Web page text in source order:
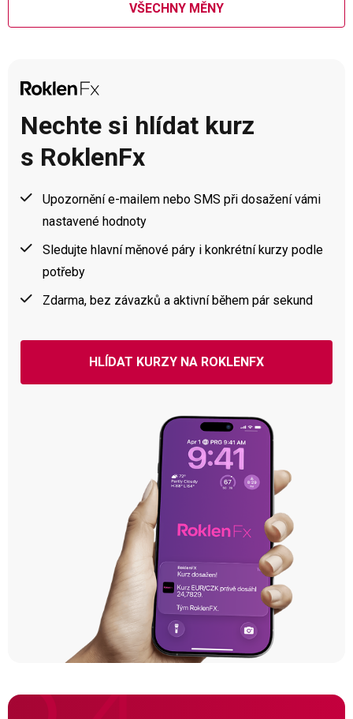
VŠECHNY MĚNY
Nechte si hlídat kurz
s RoklenFx
Upozornění e-mailem nebo SMS při dosažení vámi
nastavené hodnoty
Sledujte hlavní měnové páry i konkrétní kurzy podle
potřeby
Zdarma, bez závazků a aktivní během pár sekund
HLÍDAT KURZY NA ROKLENFX